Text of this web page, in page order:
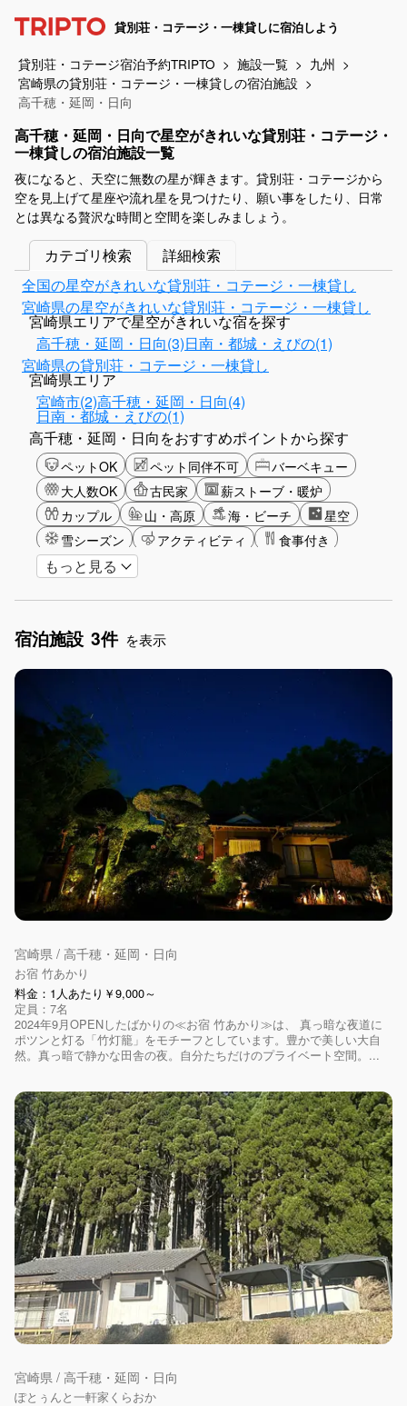
貸別荘・コテージ・一棟貸しに宿泊しよう
貸別荘・コテージ宿泊予約TRIPTO 施設一覧
九州
宮崎県の貸別荘・コテージ・一棟貸しの宿泊施設
高千穂・延岡・日向
高千穂・延岡・日向で星空がきれいな貸別荘・コテージ・
一棟貸しの宿泊施設一覧
夜になると、天空に無数の星が輝きます。貸別荘・コテージから
空を見上げて星座や流れ星を見つけたり、願い事をしたり、日常
とは異なる贅沢な時間と空間を楽しみましょう。
カテゴリ検索
詳細検索
全国の星空がきれいな貸別荘・コテージ・一棟貸し
宮崎県の星空がきれいな貸別荘・コテージ・一棟貸し
宮崎県エリアで星空がきれいな宿を探す
高千穂・延岡・日向(3)日南・都城・えびの(1)
宮崎県の貸別荘・コテージ・一棟貸し
宮崎県エリア
宮崎市(2)高千穂・延岡・日向(4)
日南・都城・えびの(1)
高千穂・延岡・日向をおすすめポイントから探す
ペットOK ペット同伴不可
バーベキュー
大人数OK
古民家
薪ストーブ・暖炉
カップル
山・高原 海・ビーチ
星空
雪シーズン
アクティビティ
食事付き
ガーデニング
アメニティ
もっと見る
宿泊施設 3件 を表示
宮崎県 / 高千穂・延岡・日向
お宿 竹あかり
料金：1人あたり￥9,000～
定員：7名
2024年9月OPENしたばかりの≪お宿 竹あかり≫は、 真っ暗な夜道に
ポツンと灯る「竹灯籠」をモチーフとしています。豊かで美しい大自
然。真っ暗で静かな田舎の夜。自分たちだけのプライベート空間。...
宮崎県 / 高千穂・延岡・日向
ぽとぅんと一軒家くらおか